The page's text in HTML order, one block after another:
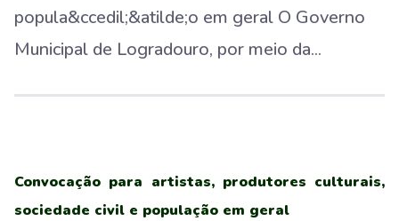
popula&ccedil;&atilde;o em geral O Governo
Municipal de Logradouro, por meio da...
Convocação para artistas, produtores culturais,
sociedade civil e população em geral